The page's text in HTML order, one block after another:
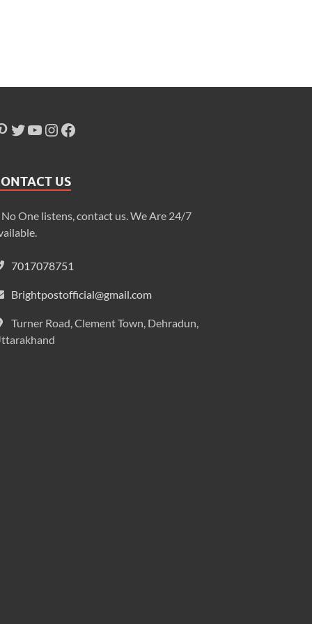
US
One listens, contact us. We Are 24/7
7017078751
Brightpostofficial@gmail.com
Turner Road, Clement Town, Dehradun,